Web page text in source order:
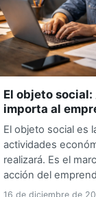
El objeto social:
importa al
El objeto social es
actividades
realizará. Es el
acción del
16 de diciembre de